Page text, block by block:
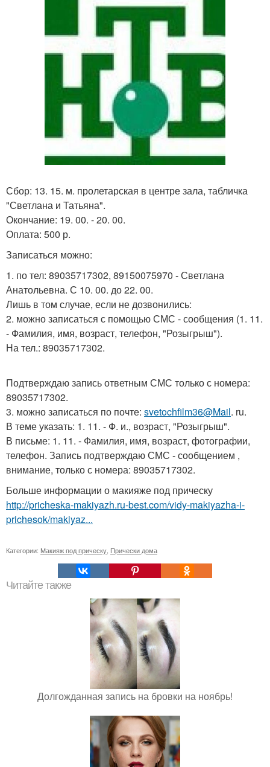
Сбор: 13. 15. м. пролетарская в центре зала, табличка
"Светлана и Татьяна".
Окончание: 19. 00. - 20. 00.
Оплата: 500 р.
Записаться можно:
1. по тел: 89035717302, 89150075970 - Светлана
Анатольевна. С 10. 00. до 22. 00.
Лишь в том случае, если не дозвонились:
2. можно записаться с помощью СМС - сообщения (1. 11.
- Фамилия, имя, возраст, телефон, "Розыгрыш").
На тел.: 89035717302.
Подтверждаю запись ответным СМС только с номера:
89035717302.
3. можно записаться по почте: svetochfilm36@Mail. ru.
В теме указать: 1. 11. - Ф. и., возраст, "Розыгрыш".
В письме: 1. 11. - Фамилия, имя, возраст, фотографии,
телефон. Запись подтверждаю СМС - сообщением ,
внимание, только с номера: 89035717302.
Больше информации о макияже под прическу
http://pricheska-makiyazh.ru-best.com/vidy-makiyazha-i-
prichesok/makiyaz...
Категории: Макияж под прическу Прически дома
Читайте также
Долгожданная запись на бровки на ноябрь!